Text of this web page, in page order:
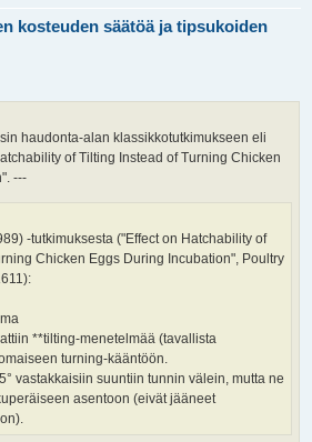
kosteuden säätöä ja tipsukoiden
haudonta-alan klassikkotutkimukseen eli
of Tilting Instead of Turning Chicken
---
-tutkimuksesta ("Effect on Hatchability of
Chicken Eggs During Incubation", Poultry
**tilting-menetelmää (tavallista
turning-kääntöön.
vastakkaisiin suuntiin tunnin välein, mutta ne
asentoon (eivät jääneet